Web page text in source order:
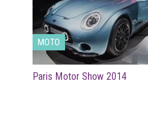
MOTO
Paris Motor Show 2014